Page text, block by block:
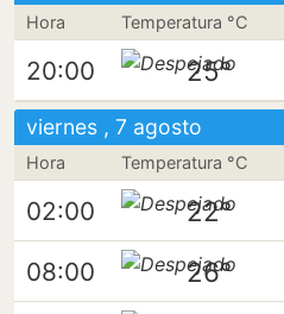
Hora Temperatura °C
20:00 25°
viernes , 7 agosto
Hora Temperatura °C
02:00 22°
08:00 26°